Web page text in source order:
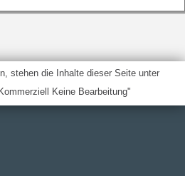
stehen die Inhalte dieser Seite unter